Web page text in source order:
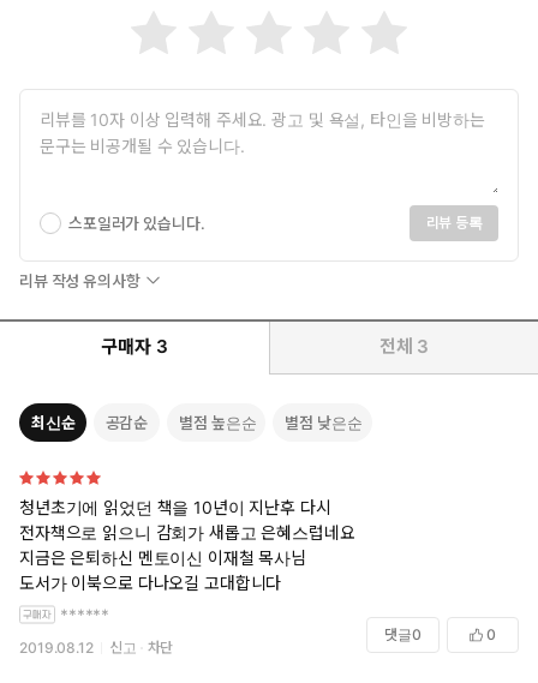
스포일러가 있습니다. 리뷰 등록
리뷰 작성 유의사항
구매자 3 전체 3
최신순 공감순 별점 높은순 별점 낮은순
청년초기에 읽었던 책을 10년이 지난후 다시
전자책으로 읽으니 감회가 새롭고 은혜스럽네요
지금은 은퇴하신 멘토이신 이재철 목사님
도서가 이북으로 다나오길 고대합니다
******
2019.08.12 신고 차단
댓글0 0